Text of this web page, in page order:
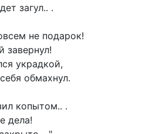
загул.. .
не подарок!
завернул!
украдкой,
обмахнул.
копытом.. .
дела!